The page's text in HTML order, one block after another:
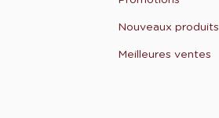
Nouveaux produits
Meilleures ventes